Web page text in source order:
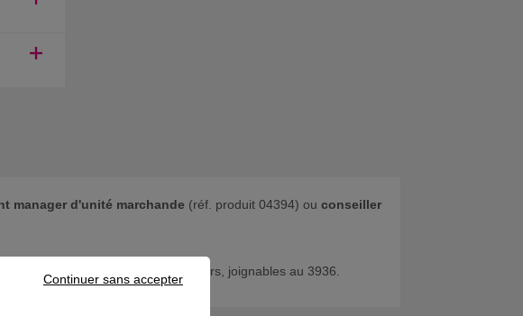
manager d'unité marchande (réf. produit 04394) ou conseiller
contact avec l’un de nos conseillers, joignables au 3936.
Continuer sans accepter